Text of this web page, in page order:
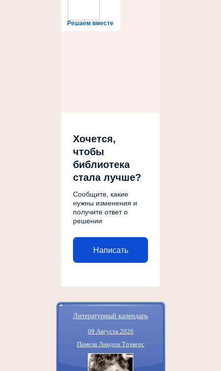
Решаем вместе
Хочется,
чтобы
библиотека
стала лучше?
Сообщите, какие
нужны изменения и
получите ответ о
решении
Написать
Литературный календарь
09 Августа 2026
Памела Линдон Трэверс